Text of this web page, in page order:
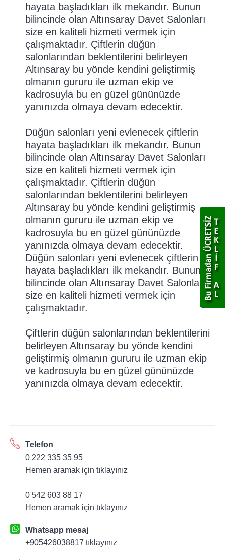
hayata başladıkları ilk mekandır. Bunun
bilincinde olan Altınsaray Davet Salonları
size en kaliteli hizmeti vermek için
çalışmaktadır. Çiftlerin düğün
salonlarından beklentilerini belirleyen
Altınsaray bu yönde kendini geliştirmiş
olmanın gururu ile uzman ekip ve
kadrosuyla bu en güzel gününüzde
yanınızda olmaya devam edecektir.
Düğün salonları yeni evlenecek çiftlerin
hayata başladıkları ilk mekandır. Bunun
bilincinde olan Altınsaray Davet Salonları
size en kaliteli hizmeti vermek için
çalışmaktadır. Çiftlerin düğün
salonlarından beklentilerini belirleyen
Altınsaray bu yönde kendini geliştirmiş
olmanın gururu ile uzman ekip ve
kadrosuyla bu en güzel gününüzde
yanınızda olmaya devam edecektir.
Düğün salonları yeni evlenecek çiftlerin
hayata başladıkları ilk mekandır. Bunun
bilincinde olan Altınsaray Davet Salonları
size en kaliteli hizmeti vermek için
çalışmaktadır.
Çiftlerin düğün salonlarından beklentilerini
belirleyen Altınsaray bu yönde kendini
geliştirmiş olmanın gururu ile uzman ekip
ve kadrosuyla bu en güzel gününüzde
yanınızda olmaya devam edecektir.
Telefon
0 222 335 35 95
Hemen aramak için tıklayınız
0 542 603 88 17
Hemen aramak için tıklayınız
Whatsapp mesaj
+905426038817 tıklayınız